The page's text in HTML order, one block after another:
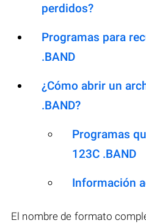
perdidos?
Programas para
.BAND
¿Cómo abrir un
.BAND?
Programas
123C .BAND
Información
El nombre de formato